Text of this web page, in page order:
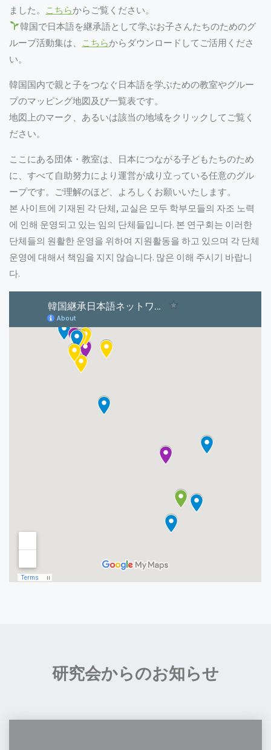
ました。 こちらからご覧ください。
韓国で日本語を継承語として学ぶお子さんたちのためのグ
ループ活動集は、 こちらからダウンロードしてご活用くださ
い。
韓国国内で親と子をつなぐ日本語を学ぶための教室やグルー
プのマッピング地図及び一覧表です。
地図上のマーク、あるいは該当の地域をクリックしてご覧く
ださい。
ここにある団体・教室は、日本につながる子どもたちのため
に、すべて自助努力により運営が成り立っている任意のグル
ープです。ご理解のほど、よろしくお願いいたします。
본 사이트에 기재된 각 단체, 교실은 모두 학부모들의 자조 노력
에 인해 운영되고 있는 임의 단체들입니다. 본 연구회는 이러한
단체들의 원활한 운영을 위하여 지원활동을 하고 있으며 각 단체
운영에 대해서 책임을 지지 않습니다. 많은 이해 주시기 바랍니
다.
研究会からのお知らせ